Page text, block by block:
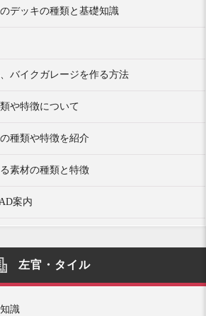
デッキの種類と基礎知識
バイクガレージを作る方法
や特徴について
種類や特徴を紹介
素材の種類と特徴
案内
左官・タイル
識